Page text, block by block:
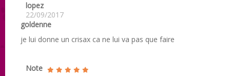
lopez
22/09/2017
goldenne
je lui donne un crisax ca ne lui va pas que faire
Note